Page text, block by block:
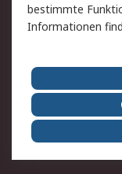
Karriere bei RS
Qualität/
Event-Center
bestimmte
Informationen